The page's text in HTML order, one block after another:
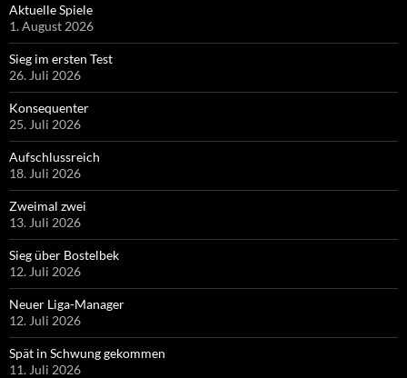
Aktuelle Spiele
1. August 2026
Sieg im ersten Test
26. Juli 2026
Konsequenter
25. Juli 2026
Aufschlussreich
18. Juli 2026
Zweimal zwei
13. Juli 2026
Sieg über Bostelbek
12. Juli 2026
Neuer Liga-Manager
12. Juli 2026
Spät in Schwung gekommen
11. Juli 2026